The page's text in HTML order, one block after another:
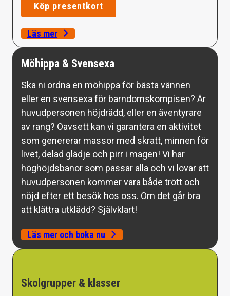
Köp presentkort
Läs mer
Möhippa & Svensexa
Ska ni ordna en möhippa för bästa vännen
eller en svensexa för barndomskompisen? Är
huvudpersonen höjdrädd, eller en äventyrare
av rang? Oavsett kan vi garantera en aktivitet
som genererar massor med skratt, minnen för
livet, delad glädje och pirr i magen! Vi har
höghöjdsbanor som passar alla och vi lovar att
huvudpersonen kommer vara både trött och
nöjd efter ett besök hos oss. Om det går bra
att klättra utklädd? Självklart!
Läs mer och boka nu
Skolgrupper & klasser